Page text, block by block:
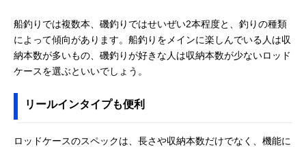
船釣りでは複数本、磯釣りではせいぜい2本程度と、釣りの種類
によって傾向があります。船釣りをメインに楽しんでいる人は収
納本数が多いもの、磯釣りが好きな人は収納本数が少ないロッド
ケースを選ぶといいでしょう。
リールインタイプも便利
ロッドケースのスペックは、長さや収納本数だけでなく、機能に